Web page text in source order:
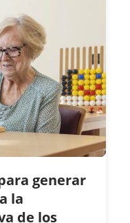
generar
la
de los